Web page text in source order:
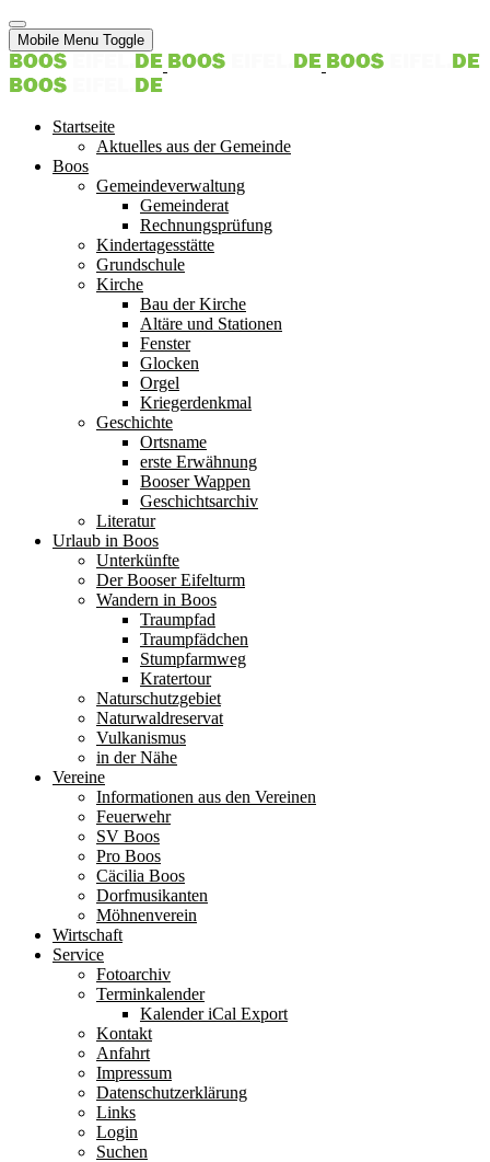
Mobile Menu Toggle
Startseite
Aktuelles aus der Gemeinde
Boos
Gemeindeverwaltung
Gemeinderat
Rechnungsprüfung
Kindertagesstätte
Grundschule
Kirche
Bau der Kirche
Altäre und Stationen
Fenster
Glocken
Orgel
Kriegerdenkmal
Geschichte
Ortsname
erste Erwähnung
Booser Wappen
Geschichtsarchiv
Literatur
Urlaub in Boos
Unterkünfte
Der Booser Eifelturm
Wandern in Boos
Traumpfad
Traumpfädchen
Stumpfarmweg
Kratertour
Naturschutzgebiet
Naturwaldreservat
Vulkanismus
in der Nähe
Vereine
Informationen aus den Vereinen
Feuerwehr
SV Boos
Pro Boos
Cäcilia Boos
Dorfmusikanten
Möhnenverein
Wirtschaft
Service
Fotoarchiv
Terminkalender
Kalender iCal Export
Kontakt
Anfahrt
Impressum
Datenschutzerklärung
Links
Login
Suchen